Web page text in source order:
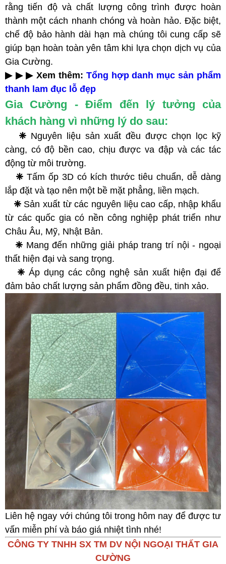
rằng tiến độ và chất lượng công trình được hoàn
thành một cách nhanh chóng và hoàn hảo. Đặc biệt,
chế độ bảo hành dài hạn mà chúng tôi cung cấp sẽ
giúp bạn hoàn toàn yên tâm khi lựa chọn dịch vụ của
Gia Cường.
▶ ▶ ▶ Xem thêm: Tổng hợp danh mục sản phẩm
thanh lam đục lỗ đẹp
Gia Cường - Điểm đến lý tưởng của
khách hàng vì những lý do sau:
❈ Nguyên liệu sản xuất đều được chọn lọc kỹ
càng, có độ bền cao, chịu được va đập và các tác
động từ môi trường.
❈ Tấm ốp 3D có kích thước tiêu chuẩn, dễ dàng
lắp đặt và tạo nên một bề mặt phẳng, liền mạch.
❈ Sản xuất từ các nguyên liệu cao cấp, nhập khẩu
từ các quốc gia có nền công nghiệp phát triển như
Châu Âu, Mỹ, Nhật Bản.
❈ Mang đến những giải pháp trang trí nội - ngoại
thất hiện đại và sang trọng.
❈ Áp dụng các công nghệ sản xuất hiện đại để
đảm bảo chất lượng sản phẩm đồng đều, tinh xảo.
Liên hệ ngay với chúng tôi trong hôm nay để được tư
vấn miễn phí và báo giá nhiệt tình nhé!
CÔNG TY TNHH SX TM DV NỘI NGOẠI THẤT GIA
CƯỜNG